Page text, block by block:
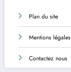
Plan du site
Mentions légales
Contactez nous